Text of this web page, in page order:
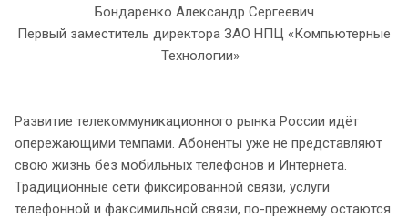
Бондаренко Александр Сергеевич
Первый заместитель директора ЗАО НПЦ «Компьютерные
Технологии»
Развитие телекоммуникационного рынка России идёт
опережающими темпами. Абоненты уже не представляют
свою жизнь без мобильных телефонов и Интернета.
Традиционные сети фиксированной связи, услуги
телефонной и факсимильной связи, по-прежнему остаются